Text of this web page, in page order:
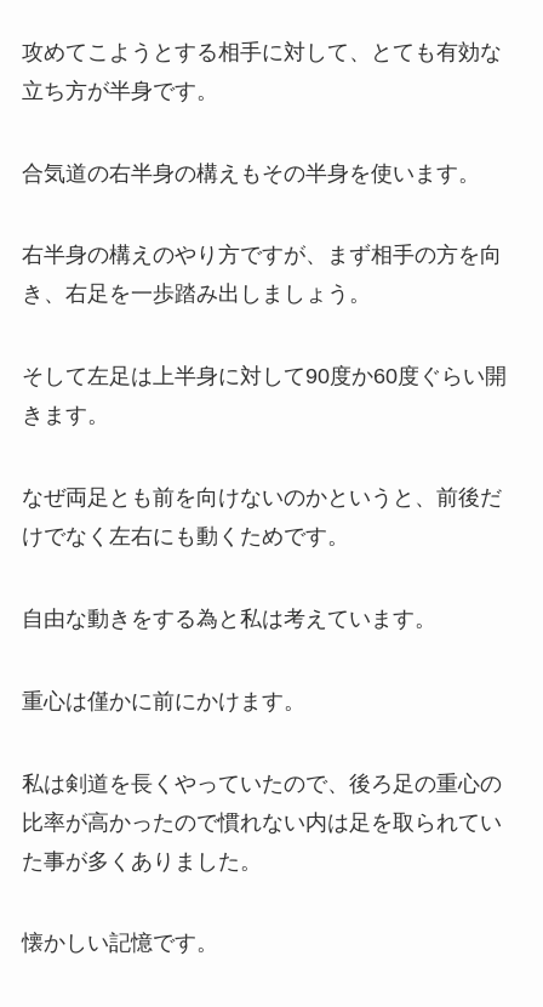
攻めてこようとする相手に対して、とても有効な
立ち方が半身です。
合気道の右半身の構えもその半身を使います。
右半身の構えのやり方ですが、まず相手の方を向
き、右足を一歩踏み出しましょう。
そして左足は上半身に対して90度か60度ぐらい開
きます。
なぜ両足とも前を向けないのかというと、前後だ
けでなく左右にも動くためです。
自由な動きをする為と私は考えています。
重心は僅かに前にかけます。
私は剣道を長くやっていたので、後ろ足の重心の
比率が高かったので慣れない内は足を取られてい
た事が多くありました。
懐かしい記憶です。